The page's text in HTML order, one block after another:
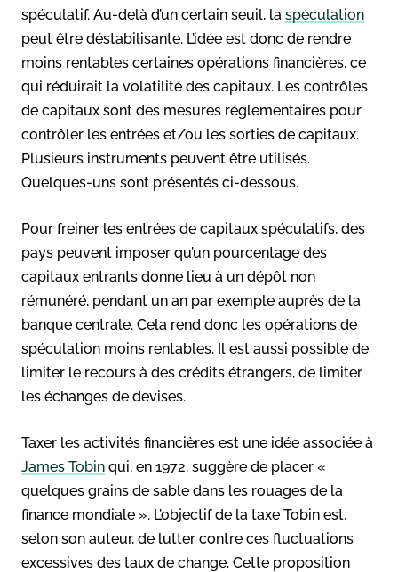
spéculatif. Au-delà d’un certain seuil, la spéculation
peut être déstabilisante. L’idée est donc de rendre
moins rentables certaines opérations financières, ce
qui réduirait la volatilité des capitaux. Les contrôles
de capitaux sont des mesures réglementaires pour
contrôler les entrées et/ou les sorties de capitaux.
Plusieurs instruments peuvent être utilisés.
Quelques-uns sont présentés ci-dessous.
Pour freiner les entrées de capitaux spéculatifs, des
pays peuvent imposer qu’un pourcentage des
capitaux entrants donne lieu à un dépôt non
rémunéré, pendant un an par exemple auprès de la
banque centrale. Cela rend donc les opérations de
spéculation moins rentables. Il est aussi possible de
limiter le recours à des crédits étrangers, de limiter
les échanges de devises.
Taxer les activités financières est une idée associée à
James Tobin qui, en 1972, suggère de placer «
quelques grains de sable dans les rouages de la
finance mondiale ». L’objectif de la taxe Tobin est,
selon son auteur, de lutter contre ces fluctuations
excessives des taux de change. Cette proposition